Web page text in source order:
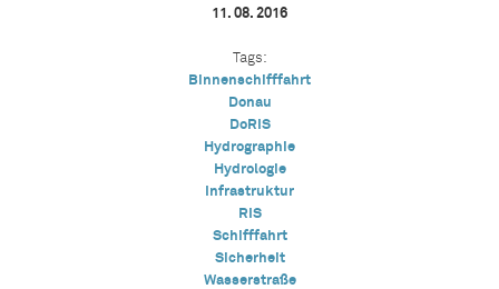
11. 08. 2016
Tags:
Binnenschifffahrt
Donau
DoRIS
Hydrographie
Hydrologie
Infrastruktur
RIS
Schifffahrt
Sicherheit
Wasserstraße